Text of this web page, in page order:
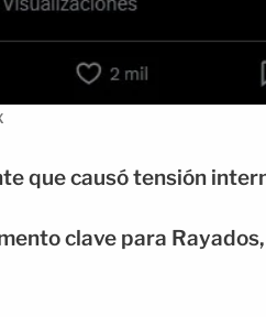
que causó tensión
clave para